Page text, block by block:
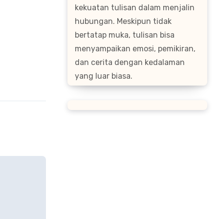
kekuatan tulisan dalam menjalin
hubungan. Meskipun tidak
bertatap muka, tulisan bisa
menyampaikan emosi, pemikiran,
dan cerita dengan kedalaman
yang luar biasa.